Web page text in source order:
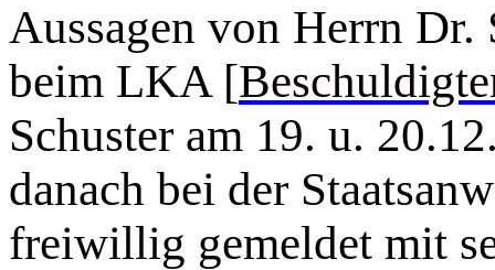
Aussagen von Herrn Dr.
beim LKA [
Schuster am 19. u.
danach bei der
freiwillig gemeldet mit